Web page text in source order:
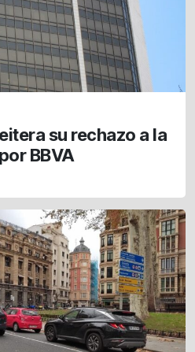
su rechazo a la
BBVA